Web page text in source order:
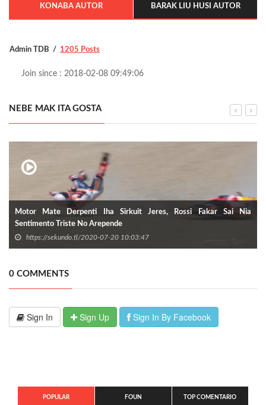
KONABA AUTOR BARAK LIU HUSI AUTOR
Admin TDB 1205 Posts
Join since : 2018-02-08 09:49:06
NEBE MAK ITA GOSTA
Motor Mate Derpenti Iha Sirkuit Jeres, Rossi Fakar Sai Nia
Sentimento Triste No Arepende
https://sekundo.tl/2020-07-20 10:03:47
0 COMMENTS
Sign In Sign Up Sign In By Facebook
POPULAR FOUN TOP COMENTARIO